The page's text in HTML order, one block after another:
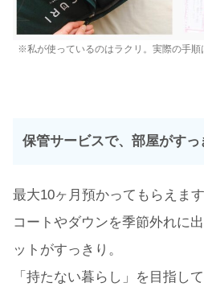
※私が使っているのはラクリ。実際の手順
保管サービスで、部屋がすっ
最大10ヶ月預かってもらえます
コートやダウンを季節外れに
ットがすっきり。
「持たない暮らし」を目指し